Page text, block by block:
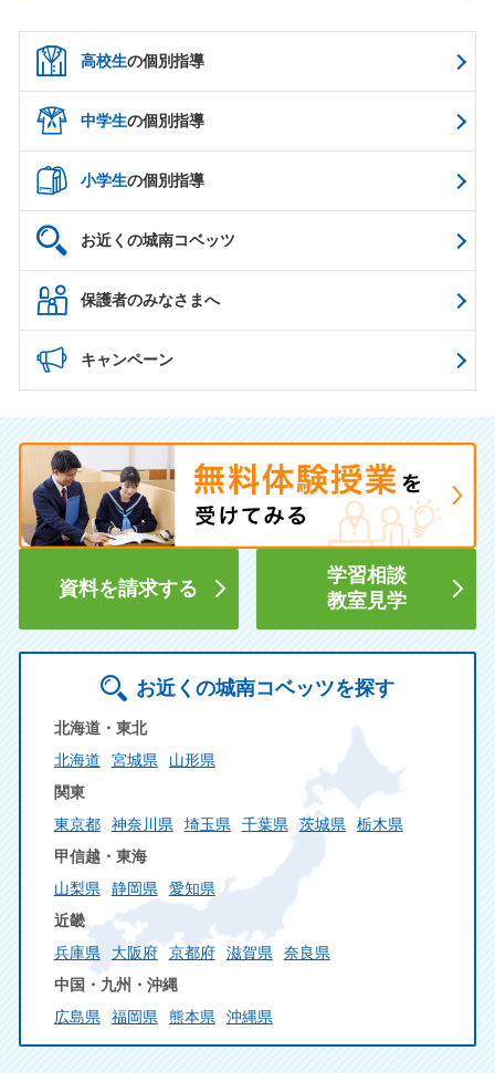
高校生の個別指導
中学生の個別指導
小学生の個別指導
お近くの城南コベッツ
保護者のみなさまへ
キャンペーン
資料を請求する
学習相談
教室見学
お近くの城南コベッツを探す
北海道・東北
北海道
宮城県
山形県
関東
東京都
神奈川県 埼玉県 千葉県 茨城県
栃木県
甲信越・東海
山梨県
静岡県
愛知県
近畿
兵庫県
大阪府 京都府 滋賀県
奈良県
中国・九州・沖縄
広島県
福岡県 熊本県 沖縄県